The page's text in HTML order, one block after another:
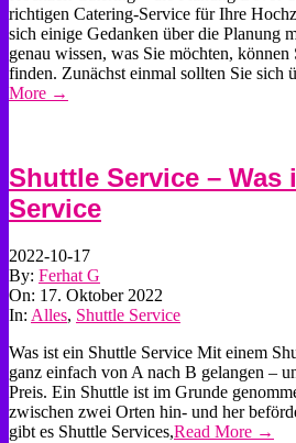
richtigen Catering-Service für Ihre
sich einige Gedanken über die Planung
genau wissen, was Sie möchten, können
finden. Zunächst einmal sollten Sie sich
More →
Shuttle Service –
Service
2022-10-17
By: Ferhat G
On: 17. Oktober 2022
In: Alles, Shuttle Service
Was ist ein Shuttle Service Mit einem
ganz einfach von A nach B gelangen –
Preis. Ein Shuttle ist im Grunde
zwischen zwei Orten hin- und her
gibt es Shuttle Services,Read More →